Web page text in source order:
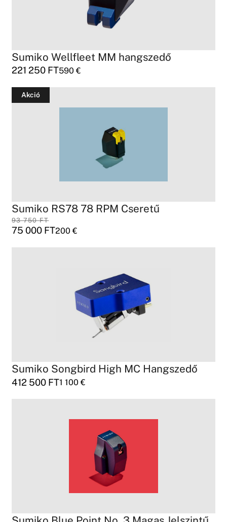
Sumiko Wellfleet MM hangszedő
221 250 FT590€
Akció
Sumiko RS78 78 RPM Cseretű
93 750FT
75 000 FT200€
Sumiko Songbird High MC Hangszedő
412 500 FT1 100€